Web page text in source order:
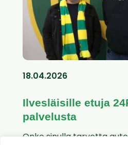
18.04.2026
Ilvesläisille etuja
palvelusta
Onko sinulla tarvetta